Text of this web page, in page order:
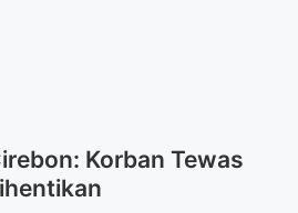
Korban Tewas